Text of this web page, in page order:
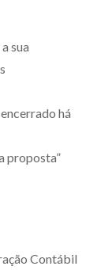
000
sua
há
proposta”
Contábil